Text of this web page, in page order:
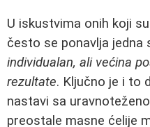
U iskustvima onih koji
često se ponavlja jedna
individualan, ali većina
rezultate. Ključno je i to
nastavi sa
preostale masne ćelije